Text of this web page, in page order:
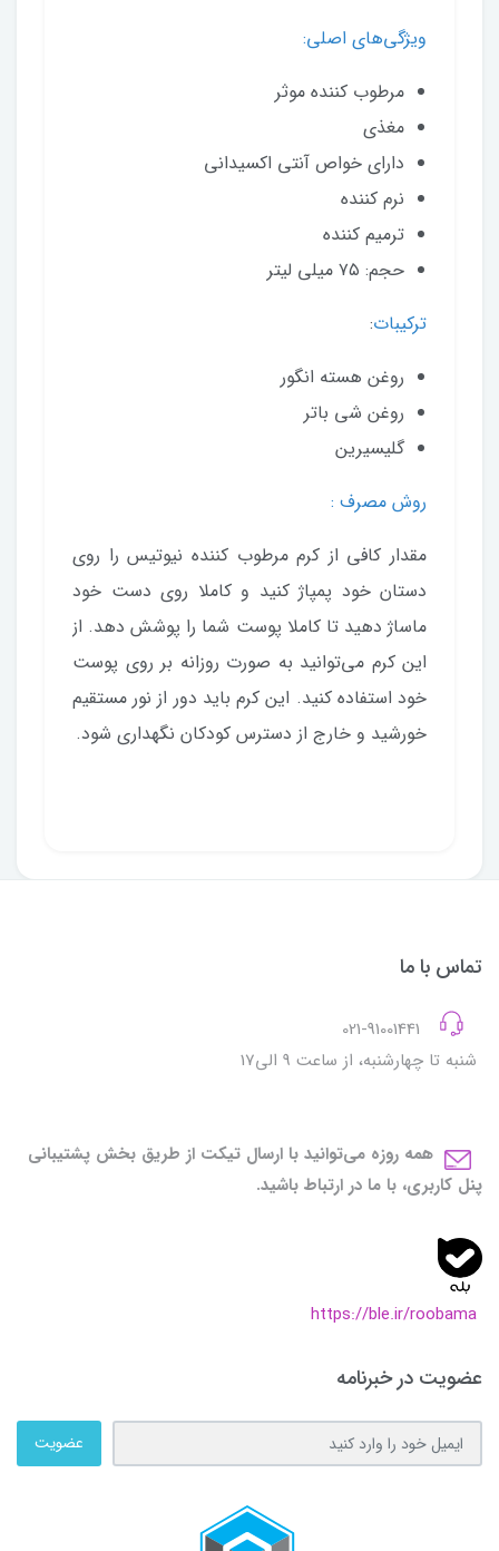
ویژگی‌های اصلی:
مرطوب کننده موثر
مغذی
دارای خواص آنتی اکسیدانی
نرم کننده
ترمیم کننده
حجم: ۷۵ میلی لیتر
ترکیبات:
روغن هسته انگور
روغن شی باتر
گلیسیرین
روش مصرف :
مقدار کافی از کرم مرطوب کننده نیوتیس را روی
دستان خود پمپاژ کنید و کاملا روی دست خود
ماساژ دهید تا کاملا پوست شما را پوشش دهد. از
این کرم می‌توانید به صورت روزانه بر روی پوست
خود استفاده کنید. این کرم باید دور از نور مستقیم
خورشید و خارج از دسترس کودکان نگهداری شود.
تماس با ما
شنبه تا چهارشنبه، از ساعت 9 الی17
همه روزه می‌توانید با ارسال تیکت از طریق بخش پشتیبانی
پنل کاربری، با ما در ارتباط باشید.
https://ble.ir/roobama
عضویت در خبرنامه
عضویت